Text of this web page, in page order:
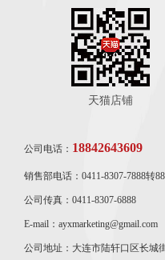
天猫店铺
公司电话： 18842643609
销售部电话：0411-8307-7888转
公司传真：0411-8307-6888
E-mail：ayxmarketing@gmail.com
公司地址：大连市陆轩口区长城